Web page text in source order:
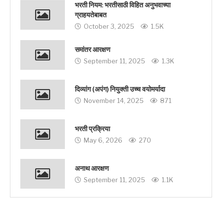
भरती नियम: भरतीसाठी विहित अनुभवाच्या
ग्राहयतेबाबत
October 3, 2025 1.5K
समांतर आरक्षण
September 11, 2025 1.3K
दिव्यांग (अपंग) नियुक्ती उच्च वयोमर्यादा
November 14, 2025 871
भरती प्रक्रिया
May 6, 2026 270
अनाथ आरक्षण
September 11, 2025 1.1K